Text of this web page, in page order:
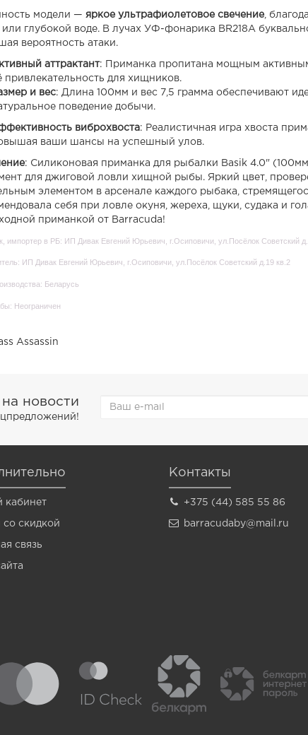
модели — яркое ультрафиолетовое свечение,
или глубокой воде. В лучах УФ-фонарика BR218А
вероятность атаки.
аттрактант: Приманка пропитана мощным
привлекательность для хищников.
и вес: Длина 100мм и вес 7,5 грамма обеспечивают
поведение добычи.
виброхвоста: Реалистичная игра хвоста
ваши шансы на успешный улов.
: Силиконовая приманка для рыбалки Basik 4.0"
для джиговой ловли хищной рыбы. Яркий цвет,
элементом в арсенале каждого рыбака,
себя при ловле окуня, жереха, щуки, судака и
приманкой от Barracuda!
импортер в РБ: ИП Дивак Евгений Юрьевич, г.Осиповичи, ул.Посёлок Советский
ИП Дивак Евгений Юрьевич, г.Осиповичи, ул.Посёлок Советский д.19 кв.2
Беларусь
Неограничен
Assassin
на новости
кабинет
со скидкой
связь
Контакты
+375 (44) 585 55 86
barracudaby@mail.ru